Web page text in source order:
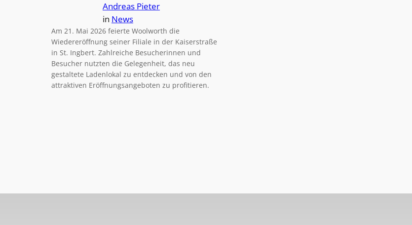
Andreas Pieter
in News
Am 21. Mai 2026 feierte Woolworth die
Wiedereröffnung seiner Filiale in der Kaiserstraße
in St. Ingbert. Zahlreiche Besucherinnen und
Besucher nutzten die Gelegenheit, das neu
gestaltete Ladenlokal zu entdecken und von den
attraktiven Eröffnungsangeboten zu profitieren.